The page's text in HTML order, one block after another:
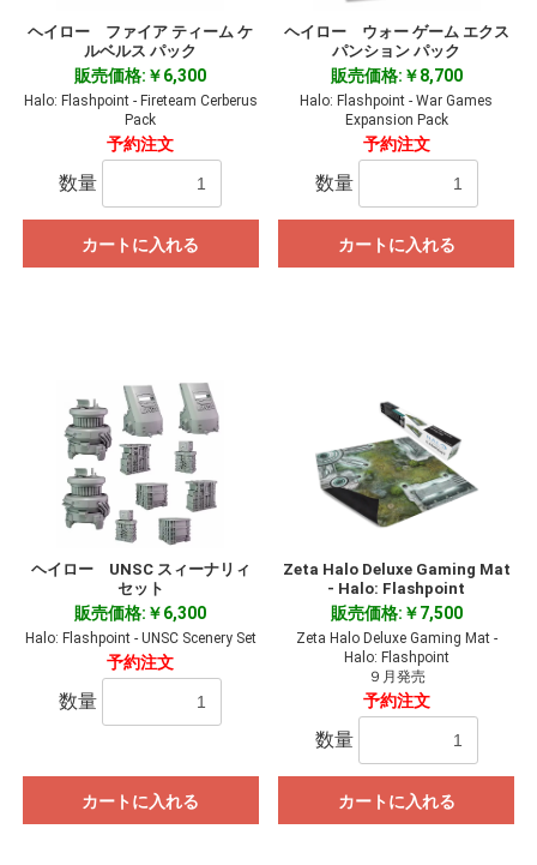
ヘイロー ファイア ティーム ケ
ルベルス パック
販売価格:￥6,300
Halo: Flashpoint - Fireteam Cerberus
Pack
予約注文
数量
カートに入れる
ヘイロー ウォー ゲーム エクス
パンション パック
販売価格:￥8,700
Halo: Flashpoint - War Games
Expansion Pack
予約注文
数量
カートに入れる
ヘイロー UNSC スィーナリィ
セット
販売価格:￥6,300
Halo: Flashpoint - UNSC Scenery Set
予約注文
数量
カートに入れる
Zeta Halo Deluxe Gaming Mat
- Halo: Flashpoint
販売価格:￥7,500
Zeta Halo Deluxe Gaming Mat -
Halo: Flashpoint
９月発売
予約注文
数量
カートに入れる